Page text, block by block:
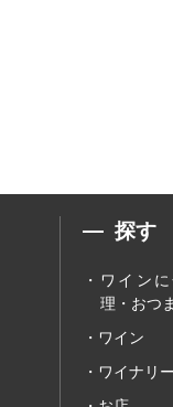
探す
ワイン
理・おつ
ワイン
ワイナリ